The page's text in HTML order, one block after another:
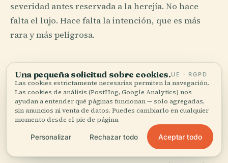
severidad antes reservada a la herejía. No hace
falta el lujo. Hace falta la intención, que es más
rara y más peligrosa.
Oro, Polvo y el Rostro
Humano
El arte italiano nunca aceptó la idea de que la
belleza debía ser educada. En Rávena, los mosaicos
hacen que el oro parezca líquido, como si la pared
hubiera tragado la luz de las velas y hubiera
Una pequeña solicitud sobre cookies.UE · RGPD
Las cookies estrictamente necesarias permiten la navegación.
Las cookies de análisis (PostHog, Google Analytics) nos
ayudan a entender qué páginas funcionan — solo agregadas,
sin anuncios ni venta de datos. Puedes cambiarlo en cualquier
momento desde el pie de página.
Personalizar Rechazar todo Aceptar todo